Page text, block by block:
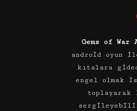
Gems of War
android oyun
kıtalara
engel olmak
toplayarak